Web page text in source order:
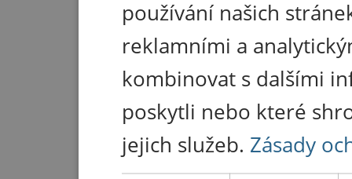
používání našich
reklamními a
kombinovat s dalšími
poskytli nebo které
jejich služeb. Zásady